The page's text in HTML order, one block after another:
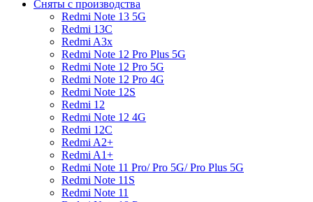
Сняты с производства
Redmi Note 13 5G
Redmi 13C
Redmi A3x
Redmi Note 12 Pro Plus 5G
Redmi Note 12 Pro 5G
Redmi Note 12 Pro 4G
Redmi Note 12S
Redmi 12
Redmi Note 12 4G
Redmi 12C
Redmi A2+
Redmi A1+
Redmi Note 11 Pro/ Pro 5G/ Pro Plus 5G
Redmi Note 11S
Redmi Note 11